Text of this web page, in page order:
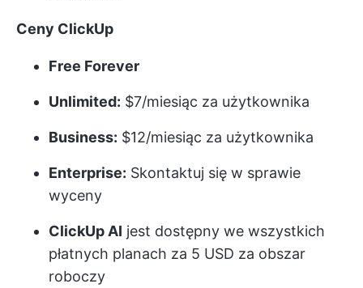
Ceny ClickUp
Free Forever
Unlimited: $7/miesiąc za użytkownika
Business: $12/miesiąc za użytkownika
Enterprise: Skontaktuj się w sprawie
wyceny
ClickUp AI jest dostępny we wszystkich
płatnych planach za 5 USD za obszar
roboczy